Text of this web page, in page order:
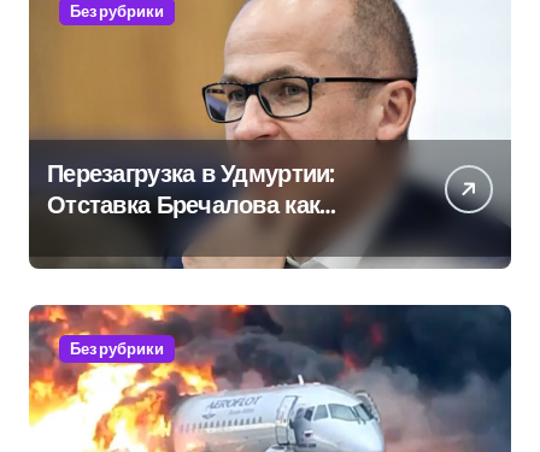
Без рубрики
Перезагрузка в Удмуртии:
Отставка Бречалова как
результат управленческих
провалов и уязвимости
региона
Без рубрики